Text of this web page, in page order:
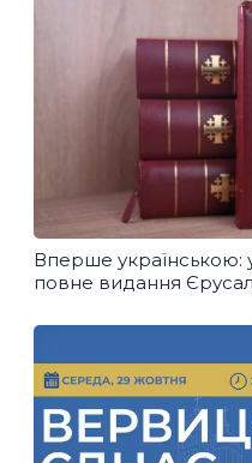
Вперше українською:
повне видання